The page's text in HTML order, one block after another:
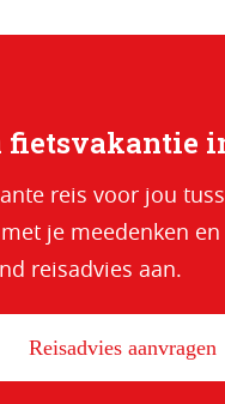
reis voor jou
je meedenken en
reisadvies aan.
Reisadvies aanvragen